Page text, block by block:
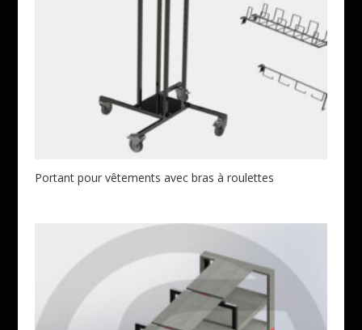
Portant pour vêtements avec bras à roulettes